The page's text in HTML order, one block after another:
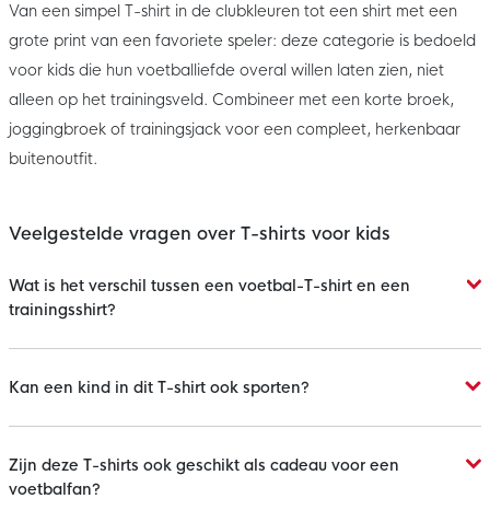
Van een simpel T-shirt in de clubkleuren tot een shirt met een
grote print van een favoriete speler: deze categorie is bedoeld
voor kids die hun voetballiefde overal willen laten zien, niet
alleen op het trainingsveld. Combineer met een korte broek,
joggingbroek of trainingsjack voor een compleet, herkenbaar
buitenoutfit.
Veelgestelde vragen over T-shirts voor kids
Wat is het verschil tussen een voetbal-T-shirt en een
trainingsshirt?
Kan een kind in dit T-shirt ook sporten?
Zijn deze T-shirts ook geschikt als cadeau voor een
voetbalfan?